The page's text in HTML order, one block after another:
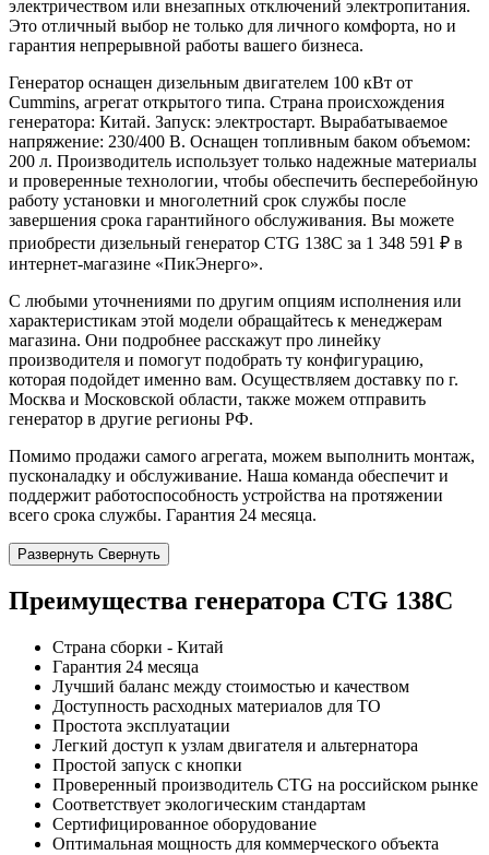
электричеством или внезапных отключений электропитания.
Это отличный выбор не только для личного комфорта, но и
гарантия непрерывной работы вашего бизнеса.
Генератор оснащен дизельным двигателем 100 кВт от
Cummins, агрегат открытого типа. Страна происхождения
генератора: Китай. Запуск: электростарт. Вырабатываемое
напряжение: 230/400 В. Оснащен топливным баком объемом:
200 л. Производитель использует только надежные материалы
и проверенные технологии, чтобы обеспечить бесперебойную
работу установки и многолетний срок службы после
завершения срока гарантийного обслуживания. Вы можете
приобрести дизельный генератор CTG 138C за 1 348 591 ₽ в
интернет-магазине «ПикЭнерго».
С любыми уточнениями по другим опциям исполнения или
характеристикам этой модели обращайтесь к менеджерам
магазина. Они подробнее расскажут про линейку
производителя и помогут подобрать ту конфигурацию,
которая подойдет именно вам. Осуществляем доставку по г.
Москва и Московской области, также можем отправить
генератор в другие регионы РФ.
Помимо продажи самого агрегата, можем выполнить монтаж,
пусконаладку и обслуживание. Наша команда обеспечит и
поддержит работоспособность устройства на протяжении
всего срока службы. Гарантия 24 месяца.
Развернуть Свернуть
Преимущества генератора CTG 138C
Страна сборки - Китай
Гарантия 24 месяца
Лучший баланс между стоимостью и качеством
Доступность расходных материалов для ТО
Простота эксплуатации
Легкий доступ к узлам двигателя и альтернатора
Простой запуск с кнопки
Проверенный производитель CTG на российском рынке
Соответствует экологическим стандартам
Сертифицированное оборудование
Оптимальная мощность для коммерческого объекта